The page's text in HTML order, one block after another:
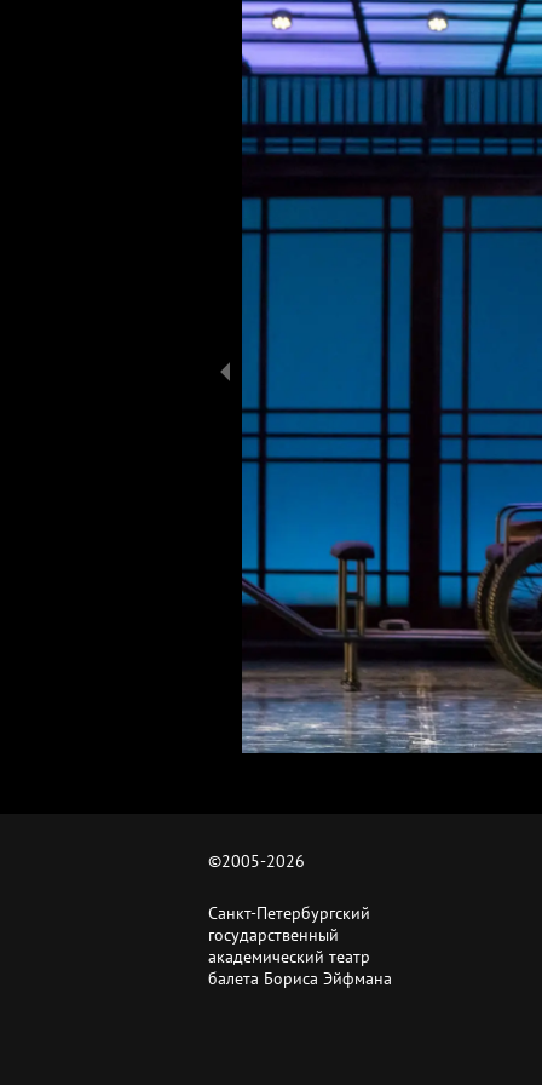
©2005-2026
Санкт-Петербургский
государственный
академический театр
балета Бориса Эйфмана